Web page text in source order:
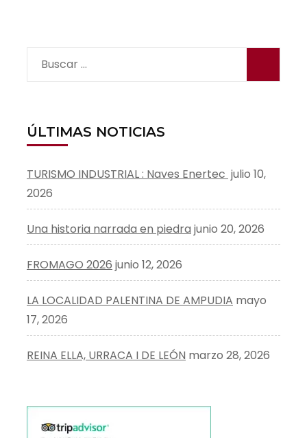
Buscar:
ÚLTIMAS NOTICIAS
TURISMO INDUSTRIAL : Naves Enertec julio 10,
2026
Una historia narrada en piedra junio 20, 2026
FROMAGO 2026 junio 12, 2026
LA LOCALIDAD PALENTINA DE AMPUDIA mayo
17, 2026
REINA ELLA, URRACA I DE LEÓN marzo 28, 2026